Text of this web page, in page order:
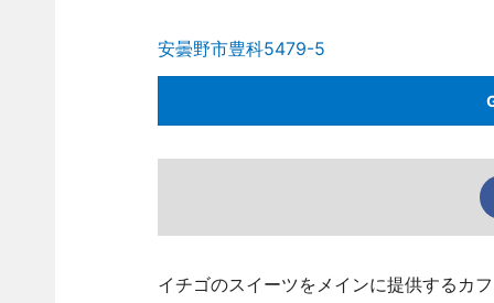
安曇野市豊科5479-5
イチゴのスイーツをメインに提供するカ